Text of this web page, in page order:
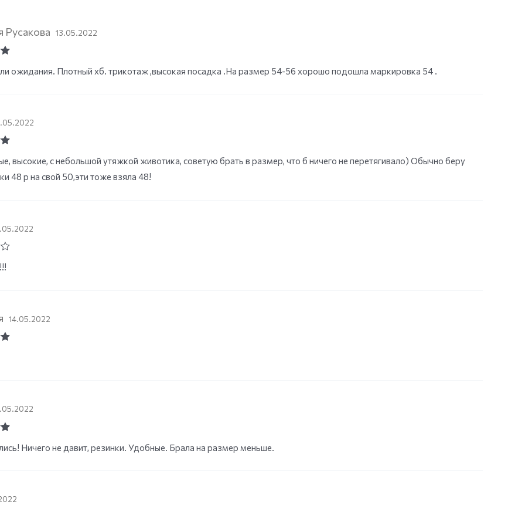
Русакова 13.05.2022
ожидания. Плотный хб. трикотаж ,высокая посадка .На размер 54-56 хорошо подошла маркировка 54 .
высокие, с небольшой утяжкой животика, советую брать в размер, что б ничего не перетягивало) Обычно беру
48 р на свой 50,эти тоже взяла 48!
14.05.2022
Ничего не давит, резинки. Удобные. Брала на размер меньше.